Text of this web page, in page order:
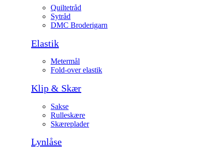
Quiltetråd
Sytråd
DMC Broderigarn
Elastik
Metermål
Fold-over elastik
Klip & Skær
Sakse
Rulleskære
Skæreplader
Lynlåse